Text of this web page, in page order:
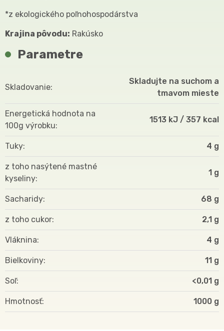
*z ekologického poľnohospodárstva
Krajina pôvodu: Rakúsko
Parametre
Skladovanie
Skladujte na suchom a
tmavom mieste
Energetická hodnota na
100g výrobku
1513 kJ / 357 kcal
Tuky 4 g
z toho nasýtené mastné
kyseliny
1 g
Sacharidy 68 g
z toho cukor 2,1 g
Vláknina 4 g
Bielkoviny 11 g
Soľ <0,01 g
Hmotnosť 1000